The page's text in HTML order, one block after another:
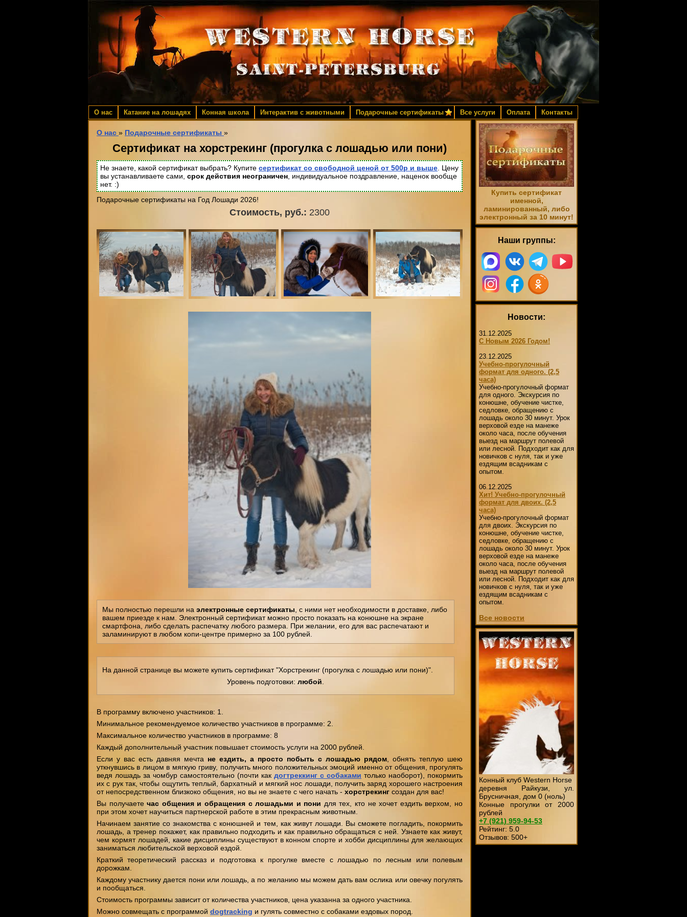
О нас Катание на лошадях Конная школа Интерактив с животными Подарочные сертификаты Все услуги Оплата Контакты
О нас » Подарочные сертификаты »
Сертификат на хорстрекинг (прогулка с лошадью или пони)
Не знаете, какой сертификат выбрать? Купите сертификат со свободной ценой от 500р и выше . Цену
вы устанавливаете сами, срок действия неограничен , индивидуальное поздравление, наценок вообще
нет. :)
Подарочные сертификаты на Год Лошади 2026!
Стоимость, руб.: 2300
Мы полностью перешли на электронные сертификаты , с ними нет необходимости в доставке, либо
вашем приезде к нам. Электронный сертификат можно просто показать на конюшне на экране
смартфона, либо сделать распечатку любого размера. При желании, его для вас распечатают и
заламинируют в любом копи-центре примерно за 100 рублей.
На данной странице вы можете купить сертификат "Хорстрекинг (прогулка с лошадью или пони)".
Уровень подготовки: любой
В программу включено участников: 1.
Минимальное рекомендуемое количество участников в программе: 2.
Максимальное количество участников в программе: 8
Каждый дополнительный участник повышает стоимость услуги на 2000 рублей.
Если у вас есть давняя мечта не ездить, а просто побыть с лошадью рядом , обнять теплую шею
уткнувшись в лицом в мягкую гриву, получить много положительных эмоций именно от общения, прогулять
ведя лошадь за чомбур самостоятельно (почти как догтреккинг с собаками только наоборот), покормить
их с рук так, чтобы ощутить теплый, бархатный и мягкий нос лошади, получить заряд хорошего настроения
от непосредственном близкоко общения, но вы не знаете с чего начать - хорстрекинг создан для вас!
Вы получаетечас общения и обращения с лошадьми и пони для тех, кто не хочет ездить верхом, но
при этом хочет научиться партнерской работе в этим прекрасным животным.
Начинаем занятие со знакомства с конюшней и тем, как живут лошади. Вы сможете погладить, покормить
лошадь, а тренер покажет, как правильно подходить и как правильно обращаться с ней. Узнаете как живут,
чем кормят лошадей, какие дисциплины существуют в конном спорте и хобби дисциплины для желающих
заниматься любительской верховой ездой.
Краткий теоретический рассказ и подготовка к прогулке вместе с лошадью по лесным или полевым
дорожкам.
Каждому участнику дается пони или лошадь, а по желанию мы можем дать вам ослика или овечку погулять
и пообщаться.
Стоимость программы зависит от количества участников, цена указанна за одного участника.
Можно совмещать с программой dogtracking и гулять совместно с собаками ездовых пород.
Купить сертификат
именной,
ламинированный, либо
электронный за 10 минут!
Наши группы:
Новости:
31.12.2025
С Новым 2026 Годом!
23.12.2025
Учебно-прогулочный
формат для одного. (2,5
часа)
Учебно-прогулочный формат
для одного. Экскурсия по
конюшне, обучение чистке,
седловке, обращению с
лошадь около 30 минут. Урок
верховой езде на манеже
около часа, после обучения
выезд на маршрут полевой
или лесной. Подходит как для
новичков с нуля, так и уже
ездящим всадникам с
опытом.
06.12.2025
Хит! Учебно-прогулочный
формат для двоих. (2,5
часа)
Учебно-прогулочный формат
для двоих. Экскурсия по
конюшне, обучение чистке,
седловке, обращению с
лошадь около 30 минут. Урок
верховой езде на манеже
около часа, после обучения
выезд на маршрут полевой
или лесной. Подходит как для
новичков с нуля, так и уже
ездящим всадникам с
опытом.
Все новости
Конный клуб Western Horse
деревня Райкузи, ул.
Брусничная, дом 0 (ноль)
Конные прогулки от 2000
рублей
+7 (921) 959-94-53
Рейтинг: 5.0
Отзывов: 500+